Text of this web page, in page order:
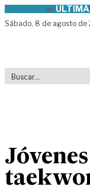
Skip to content
Sábado, 8 de agosto de